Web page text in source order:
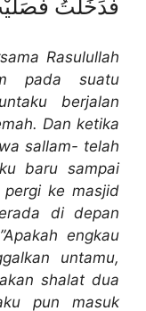
فَدَخَلْتُ
Rasulullah
pada suatu
berjalan
Dan ketika
sallam- telah
baru sampai
ke masjid
di depan
engkau
untamu,
shalat dua
pun masuk